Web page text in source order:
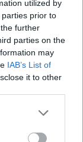
utilized by
prior to
further
parties on the
may
IAB’s List of
it to other
more Google
may click to